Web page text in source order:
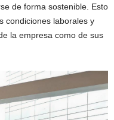
de forma sostenible. Esto
condiciones laborales y
la empresa como de sus